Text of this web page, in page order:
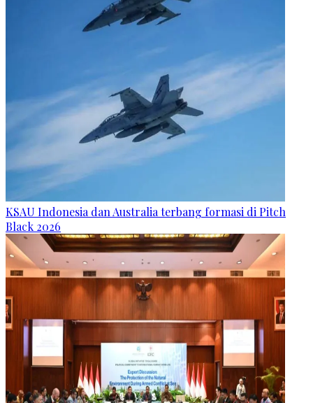
KSAU Indonesia dan Australia terbang formasi di Pitch
Black 2026